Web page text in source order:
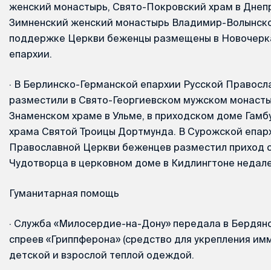
женский монастырь, Свято-Покровский храм в
Зимненский женский монастырь Владимир-
поддержке Церкви беженцы размещены в
епархии.
· В Берлинско-Германской епархии Русской
разместили в Свято-Георгиевском мужском
Знаменском храме в Ульме, в приходском доме
храма Святой Троицы Дортмунда. В Сурожской
Православной Церкви беженцев разместил приход
Чудотворца в церковном доме в Кидлингтоне
Гуманитарная помощь
· Служба «Милосердие-на-Дону» передала в
спреев «Гриппферона» (средство для укрепления
детской и взрослой теплой одеждой.